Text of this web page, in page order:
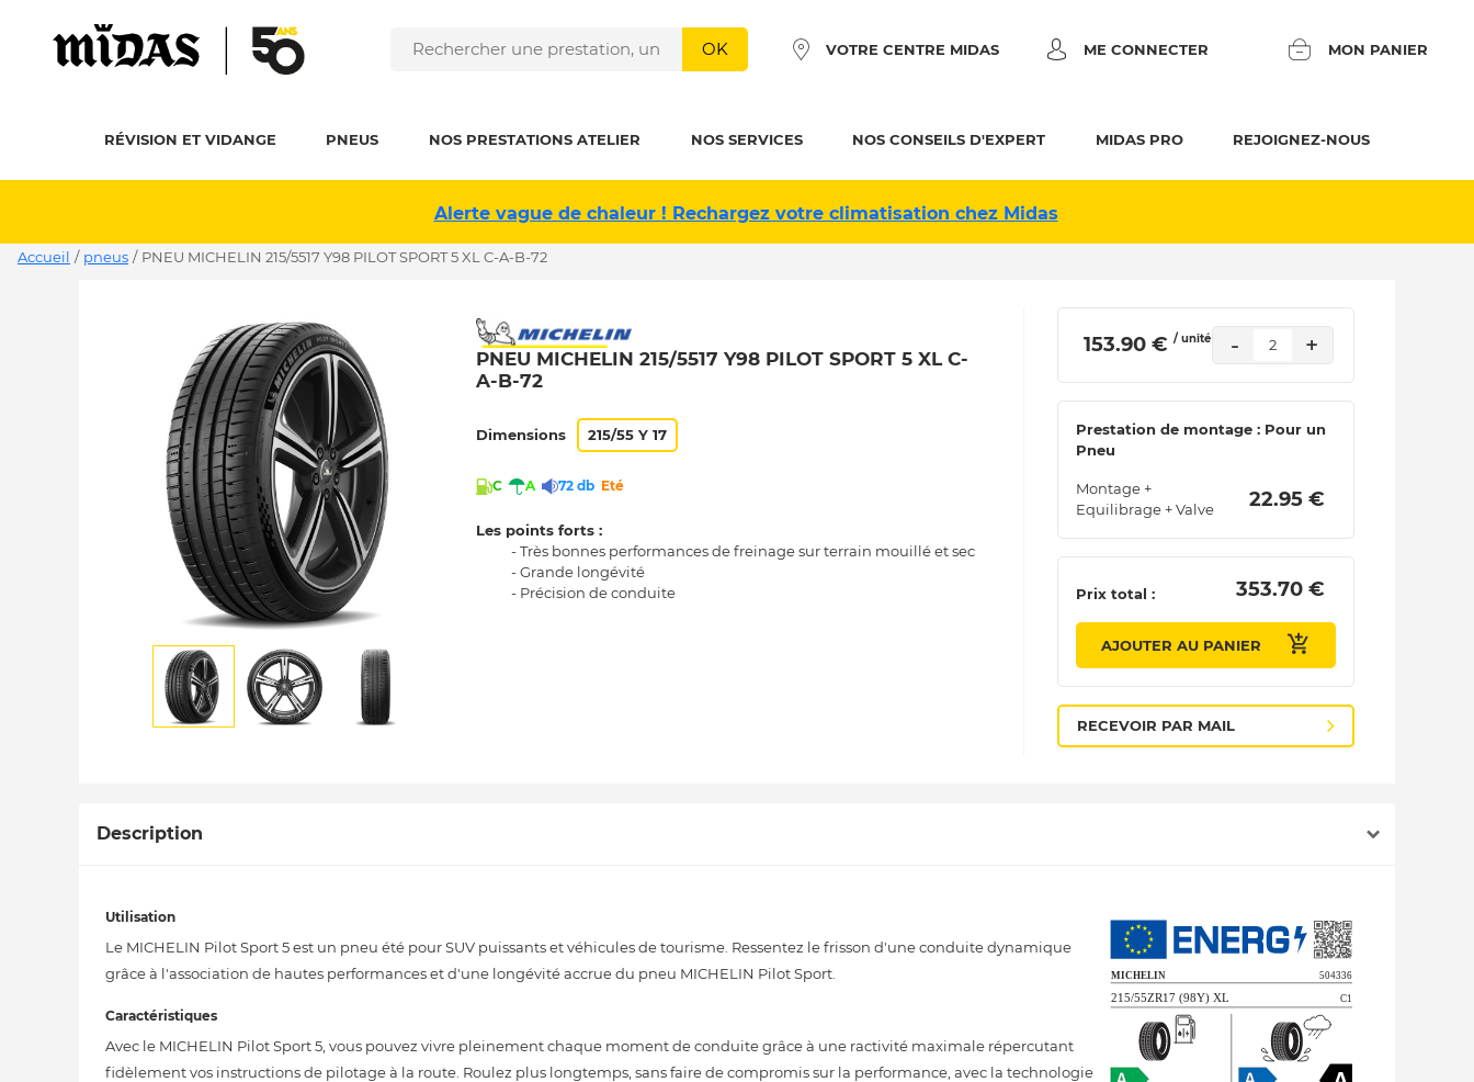
OK VOTRE CENTRE MIDAS ME CONNECTER MON PANIER
RÉVISION ET VIDANGE PNEUS NOS PRESTATIONS ATELIER NOS SERVICES NOS CONSEILS D'EXPERT MIDAS PRO REJOIGNEZ-NOUS
Alerte vague de chaleur ! Rechargez votre climatisation chez Midas
Accueil / pneus / PNEU MICHELIN 215/5517 Y98 PILOT SPORT 5 XL C-A-B-72
PNEU MICHELIN 215/5517 Y98 PILOT SPORT 5 XL C-
A-B-72
Dimensions 215/55 Y 17
C A 72 db Eté
Les points forts :
- Très bonnes performances de freinage sur terrain mouillé et sec
- Grande longévité
- Précision de conduite
153.90 € / unité - 2 +
Prestation de montage : Pour un
Pneu
Montage +
Equilibrage + Valve
22.95 €
Prix total : 353.70 €
AJOUTER AU PANIER
RECEVOIR PAR MAIL
Description
Utilisation
Le MICHELIN Pilot Sport 5 est un pneu été pour SUV puissants et véhicules de tourisme. Ressentez le frisson d'une conduite dynamique
grâce à l'association de hautes performances et d'une longévité accrue du pneu MICHELIN Pilot Sport.
Caractéristiques
Avec le MICHELIN Pilot Sport 5, vous pouvez vivre pleinement chaque moment de conduite grâce à une ractivité maximale répercutant
fidèlement vos instructions de pilotage à la route. Roulez plus longtemps, sans faire de compromis sur la performance, avec la technologie